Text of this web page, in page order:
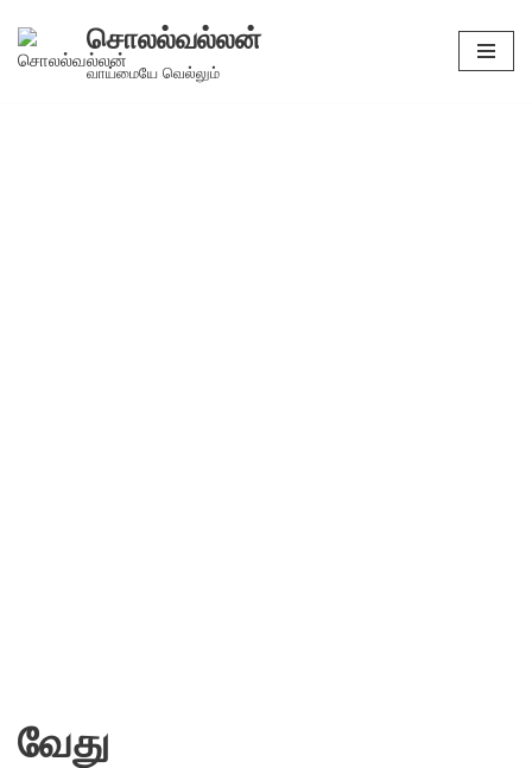
Skip
சொலல்வல்லன்
வாய்மையே வெல்லும்
வேது